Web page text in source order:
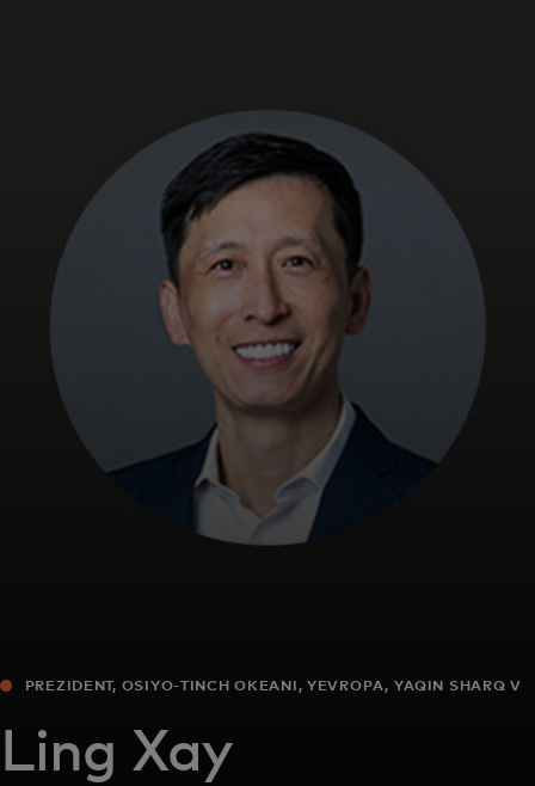
Biznes uchun
Butun dunyo uchun
Innovatorlar uchun
Yangiliklar va trendlar
PREZIDENT, OSIYO-TINCH OKEANI, YEVROPA, YAQIN SHARQ VA
Ling Xay